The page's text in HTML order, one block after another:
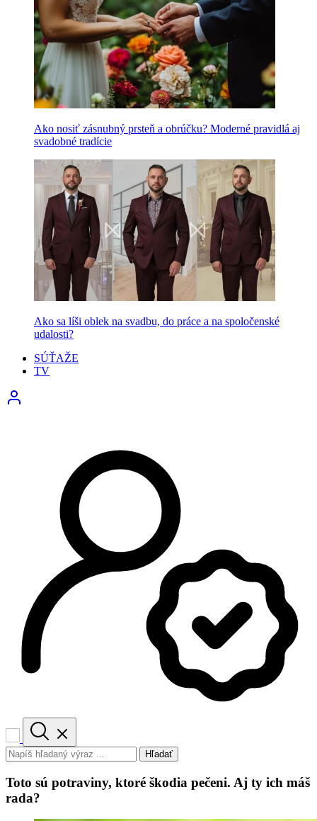
Ako nosiť zásnubný prsteň a obrúčku? Moderné pravidlá aj
svadobné tradície
Ako sa líši oblek na svadbu, do práce a na spoločenské
udalosti?
SÚŤAŽE
TV
Hľadať
Toto sú potraviny, ktoré škodia pečeni. Aj ty ich máš
rada?